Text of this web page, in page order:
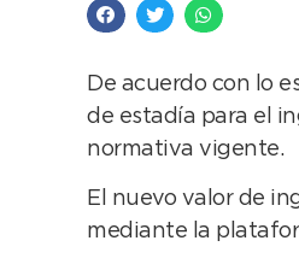
De acuerdo con lo
de estadía para el
normativa vigente.
El nuevo valor de
mediante la